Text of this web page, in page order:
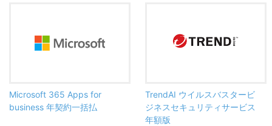
Microsoft 365 Apps for
business 年契約一括払
TrendAI ウイルスバスタービ
ジネスセキュリティサービス
年額版